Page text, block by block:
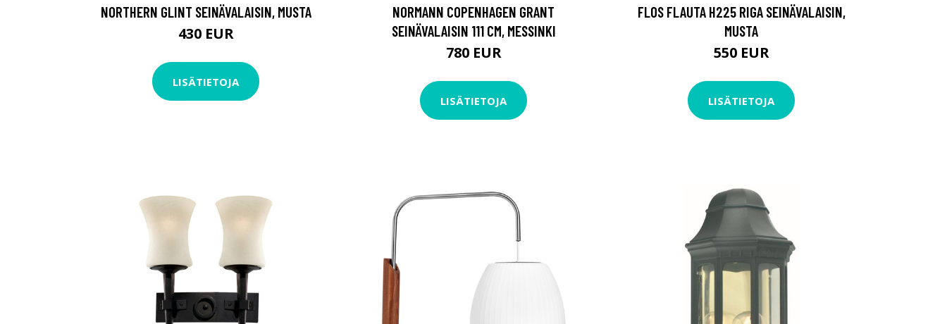
NORTHERN GLINT SEINÄVALAISIN, MUSTA
430 EUR
LISÄTIETOJA
NORMANN COPENHAGEN GRANT
SEINÄVALAISIN 111 CM, MESSINKI
780 EUR
LISÄTIETOJA
FLOS FLAUTA H225 RIGA SEINÄVALAISIN,
MUSTA
550 EUR
LISÄTIETOJA